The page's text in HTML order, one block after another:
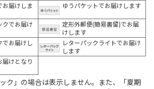
お届けしま
ゆうパケットでお届けします
クでお届け
定形外郵便(簡易書留)でお届
けします
でお届けし
レターパックライトでお届け
します
けとなり
ク」の場合は表示しません。また、「夏期